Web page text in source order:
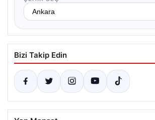
Bizi Takip Edin